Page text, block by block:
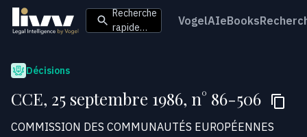
Recherche
rapide…
VogelAIeBooks
Décisions
CCE, 25 septembre 1986, n° 86-506
COMMISSION DES COMMUNAUTÉS EUROPÉENNES